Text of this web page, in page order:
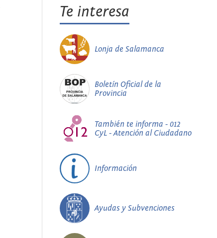
Te interesa
Lonja de Salamanca
Boletín Oficial de la
Provincia
También te informa - 012
CyL - Atención al Ciudadano
Información
Ayudas y Subvenciones